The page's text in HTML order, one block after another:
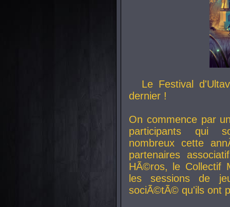
Le Festival
dernier !
On commence par
participants qui
nombreux cette
partenaires
HÃ©ros, le Collectif
les sessions de
sociÃ©tÃ© qu'ils ont